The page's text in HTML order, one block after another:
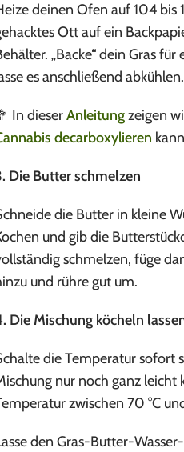
deinen Ofen auf 104 bis
Ott auf ein
„Backe“ dein Gras
es anschließend abkühlen.
In dieserAnleitungzeigen
decarboxylieren
Die Butter schmelzen
die Butter in kleine
und gib die
schmelzen, füge
und rühre gut um.
Die Mischung köcheln
die Temperatur sofort
nur noch ganz
zwischen 70 °C
den Gras-Butter-